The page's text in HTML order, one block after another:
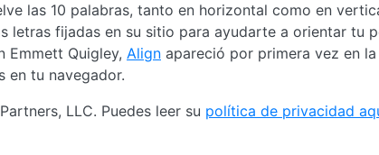
las 10 palabras, tanto en horizontal como en
letras fijadas en su sitio para ayudarte a orientar tu
Emmett Quigley, Align apareció por primera vez en
en tu navegador.
LLC. Puedes leer su política de privacidad